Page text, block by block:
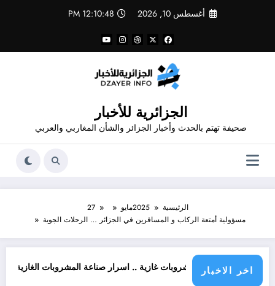
أغسطس 10, 2026 12:10:49 PM
الجزائرية للأخبار
صحيفة تهتم بالحدث وأخبار الجزائر والشأن المغاربي والعربي
الرئيسية 2025مايو
27
مسؤولية أمتعة الركاب و المسافرين في الجزائر … الرحلات الجوية
اخر الاخبار
تحذير من مشروبات غازية .. اسرار صناعة المشروبات الغازية